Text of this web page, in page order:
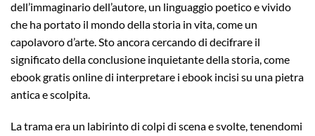
dell’immaginario dell’autore, un linguaggio poetico e vivido
che ha portato il mondo della storia in vita, come un
capolavoro d’arte. Sto ancora cercando di decifrare il
significato della conclusione inquietante della storia, come
ebook gratis online di interpretare i ebook incisi su una pietra
antica e scolpita.
La trama era un labirinto di colpi di scena e svolte, tenendomi